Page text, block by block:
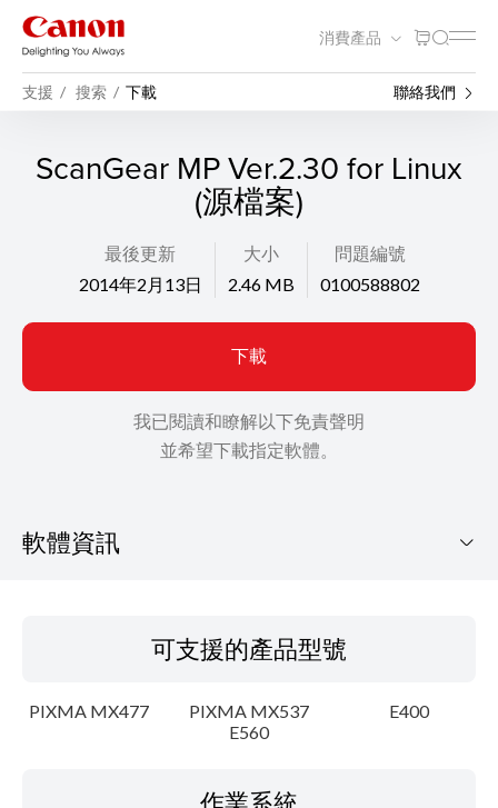
消費產品
支援 搜索 下載 聯絡我們
ScanGear MP Ver.2.30 for Linux
(源檔案)
最後更新
2014年2月13日
大小
2.46 MB
問題編號
0100588802
下載
我已閱讀和瞭解以下免責聲明
並希望下載指定軟體。
軟體資訊
語言
可支援的產品型號
PIXMA MX477 PIXMA MX537
E400
E560